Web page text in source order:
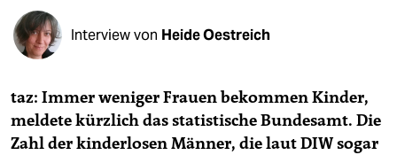
fragen & hilfe
unterstützen
abo
genossenschaft
Interview von Heide Oestreich
taz: Immer weniger Frauen bekommen Kinder,
meldete kürzlich das statistische Bundesamt. Die
Zahl der kinderlosen Männer, die laut DIW sogar